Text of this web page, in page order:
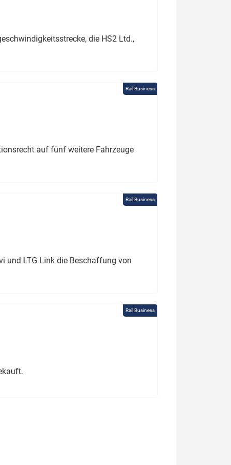
die HS2 Ltd.,
Rail Business
auf fünf weitere Fahrzeuge
Rail Business
und LTG Link die Beschaffung von
Rail Business